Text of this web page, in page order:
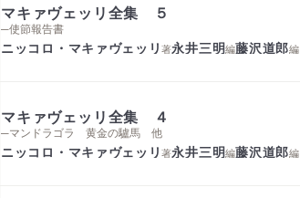
マキァヴェッリ全集 ５
─使節報告書
ニッコロ・マキァヴェッリ著永井三明編藤沢道郎編
マキァヴェッリ全集 ４
─マンドラゴラ 黄金の驢馬 他
ニッコロ・マキァヴェッリ著永井三明編藤沢道郎編